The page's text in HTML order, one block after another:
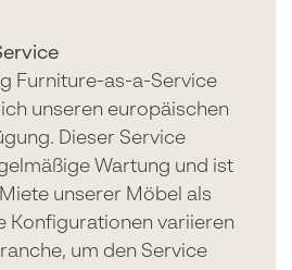
Furniture-as-a-Service
unseren europäischen
Dieser Service
Wartung und ist
unserer Möbel als
Konfigurationen variieren
um den Service